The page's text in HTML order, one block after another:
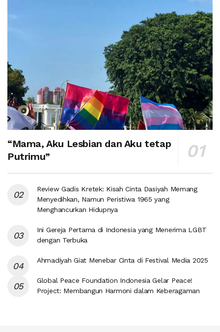
“Mama, Aku Lesbian dan Aku tetap
Putrimu”
Review Gadis Kretek: Kisah Cinta Dasiyah Memang
Menyedihkan, Namun Peristiwa 1965 yang
Menghancurkan Hidupnya
Ini Gereja Pertama di Indonesia yang Menerima LGBT
dengan Terbuka
Ahmadiyah Giat Menebar Cinta di Festival Media 2025
Global Peace Foundation Indonesia Gelar Peace!
Project: Membangun Harmoni dalam Keberagaman